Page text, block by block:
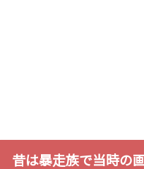
昔は暴走族で当時の